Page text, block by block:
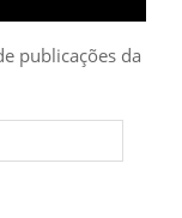
publicações da